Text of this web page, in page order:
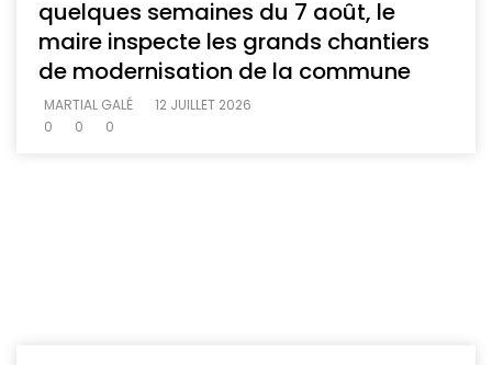
quelques semaines du 7 août, le
maire inspecte les grands chantiers
de modernisation de la commune
MARTIAL GALÉ
12 JUILLET 2026
0
0 0